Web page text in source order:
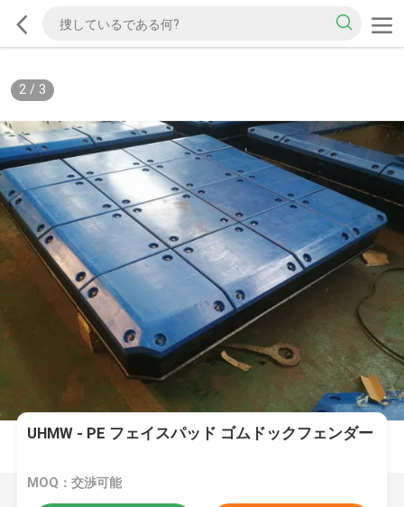
2/ 3
UHMW - PE フェイスパッド ゴムドックフェンダー
MOQ：交渉可能